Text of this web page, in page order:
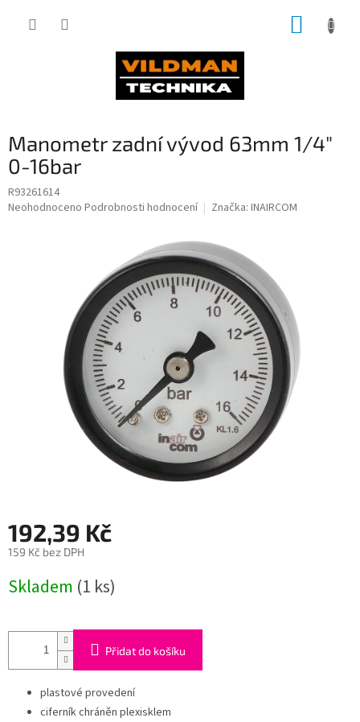
Manometr zadní vývod 63mm 1/4"
0-16bar
R93261614
Průměrné
Neohodnoceno Podrobnosti hodnocení Značka: INAIRCOM
192,39 Kč
159 Kč bez DPH
cena:
Skladem (1 ks)
Přidat do košíku
plastové provedení
ciferník chráněn plexisklem